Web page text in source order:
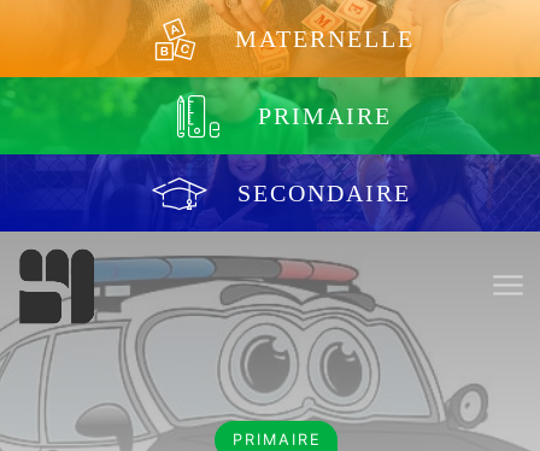
MATERNELLE
PRIMAIRE
SECONDAIRE
PRIMAIRE